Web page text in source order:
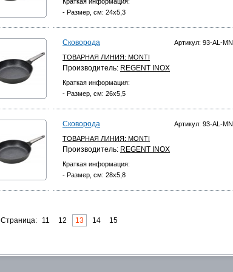
- Размер, см: 24х5,3
Артикул: 93-AL-
Сковорода
ТОВАРНАЯ ЛИНИЯ: MONTI
Производитель: REGENT INOX
Краткая информация:
- Размер, см: 26х5,5
Артикул: 93-AL-
Сковорода
ТОВАРНАЯ ЛИНИЯ: MONTI
Производитель: REGENT INOX
Краткая информация:
- Размер, см: 28х5,8
Страница: 11 12 13 14 15